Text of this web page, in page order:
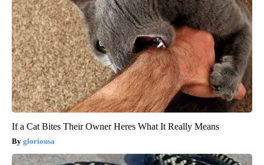
If a Cat Bites Their Owner Heres What It Really Means
gloriousa